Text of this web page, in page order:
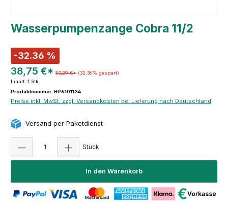
Wasserpumpenzange Cobra 11/2
-32.36 %
38,75 €* 57,29 €* (32.36% gespart)
Inhalt: 1 Stk.
Produktnummer: HP6101134
Preise inkl. MwSt. zzgl. Versandkosten bei Lieferung nach Deutschland
Versand per Paketdienst
Stück
In den Warenkorb